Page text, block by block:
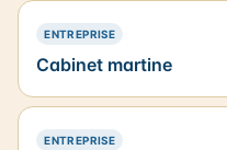
ENTREPRISE— PRÉSENCE SIMPLE
Cabinet martine
ENTREPRISE— PRÉSENCE SIMPLE